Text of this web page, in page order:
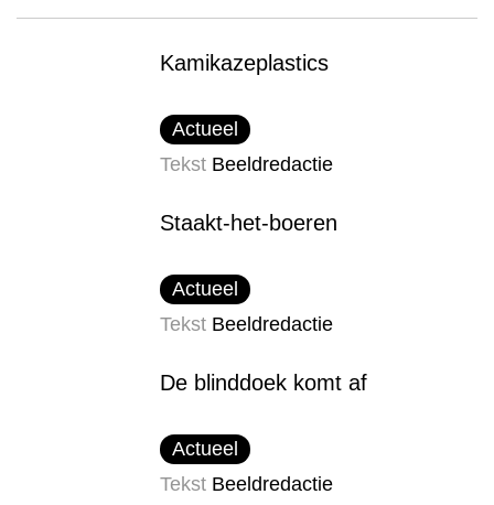
Kamikazeplastics
Actueel
Tekst Beeldredactie
Staakt-het-boeren
Actueel
Tekst Beeldredactie
De blinddoek komt af
Actueel
Tekst Beeldredactie